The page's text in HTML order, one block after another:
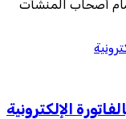
أصحاب المنشآت
الإلكترونية